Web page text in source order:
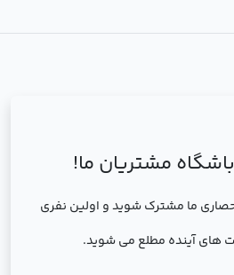
مشتریان ما!
ما مشترک شوید و اولین نفری
های آینده مطلع می شوید.